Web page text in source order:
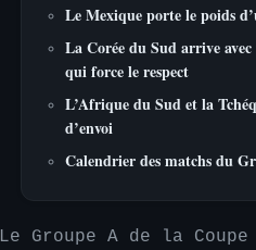
Le Mexique porte le poids
La Corée du Sud arrive
qui force le respect
L’Afrique du Sud et la
d’envoi
Calendrier des matchs du
Le Groupe A de la